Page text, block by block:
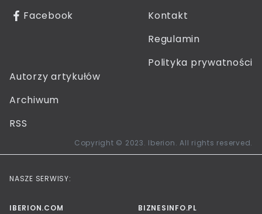
Facebook
Kontakt
Regulamin
Polityka prywatności
Autorzy artykułów
Archiwum
RSS
Copyright © 2023. Iberion. All rights reserved.
NASZE SERWISY:
IBERION.COM BIZNESINFO.PL